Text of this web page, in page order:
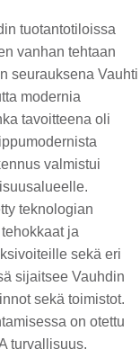
tuotantotiloissa
vanhan tehtaan
seurauksena Vauhti
modernia
tavoitteena oli
valmistui
teknologian
ja
sekä eri
sijaitsee Vauhdin
sekä toimistot.
on otettu
turvallisuus.